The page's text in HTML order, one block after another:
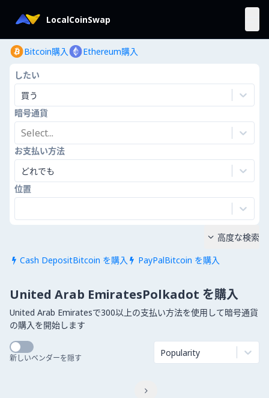
LocalCoinSwap
Bitcoin購入 Ethereum購入
したい
買う
暗号通貨
Select...
お支払い方法
どれでも
位置
 Cash DepositBitcoin を購入  PayPalBitcoin を購入
 高度な検索
United Arab EmiratesPolkadot を購入
United Arab Emiratesで300以上の支払い方法を使用して暗号通貨
の購入を開始します
新しいベンダーを隠す Popularity
